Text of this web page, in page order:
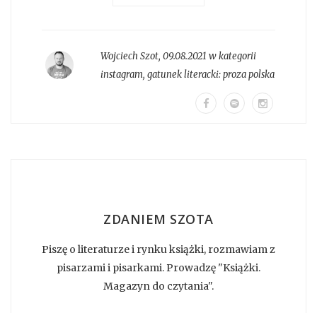
Wojciech Szot, 09.08.2021 w kategorii
instagram, gatunek literacki:proza polska
ZDANIEM SZOTA
Piszę o literaturze i rynku książki, rozmawiam z
pisarzami i pisarkami. Prowadzę "Książki.
Magazyn do czytania".